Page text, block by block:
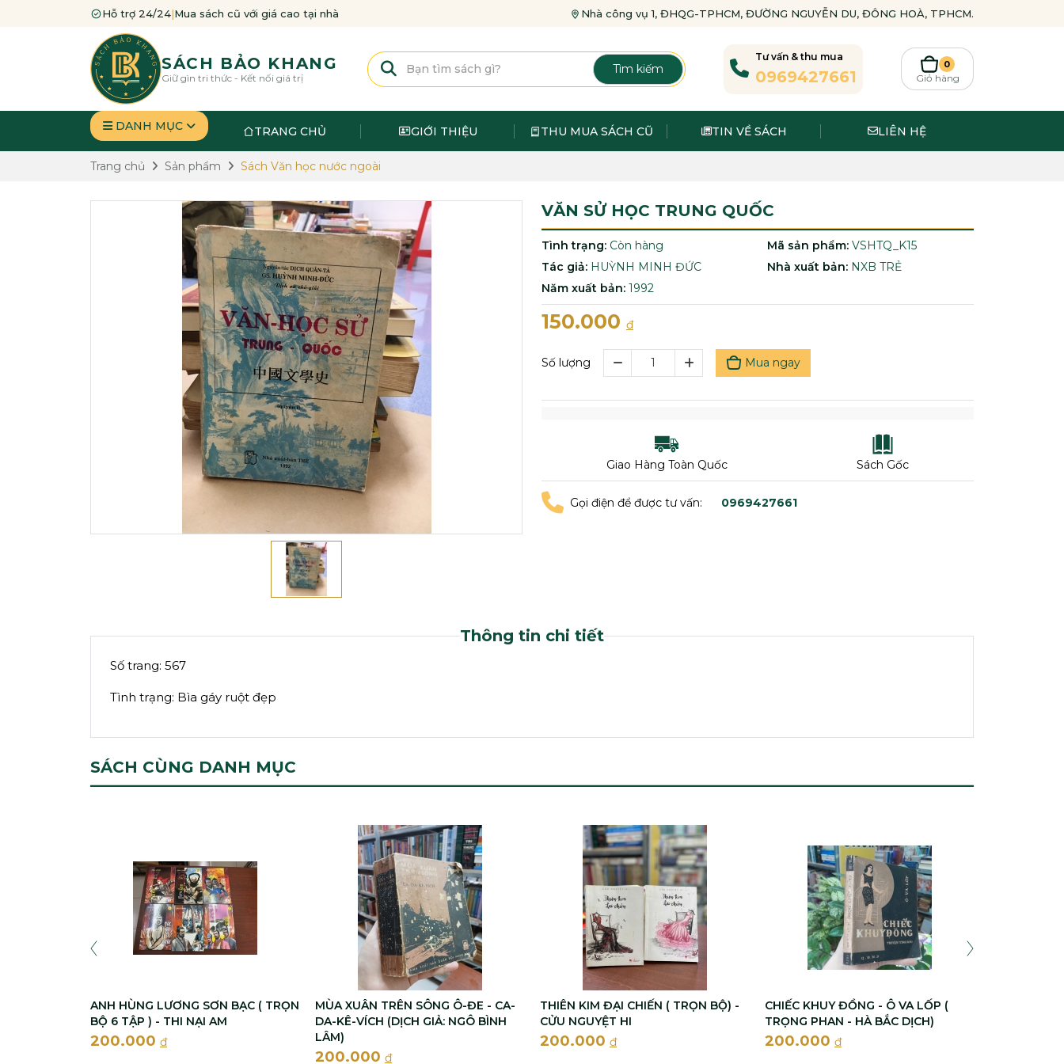
Hỗ trợ 24/24|Mua sách cũ với giá cao tại nhà Nhà công vụ 1, ĐHQG-TPHCM, ĐƯỜNG NGUYỄN DU, ĐÔNG HOÀ, TPHCM.
SÁCH BẢO KHANG
Giữ gìn tri thức - Kết nối giá trị
Tìm kiếm
Tư vấn & thu mua
0969427661
0
Giỏ hàng
DANH MỤC TRANG CHỦ GIỚI THIỆU THU MUA SÁCH CŨ TIN VỀ SÁCH LIÊN HỆ
Trang chủ Sản phẩm Sách Văn học nước ngoài
VĂN SỬ HỌC TRUNG QUỐC
Tình trạng: Còn hàng Mã sản phẩm: VSHTQ_K15
Tác giả: HUỲNH MINH ĐỨC Nhà xuất bản: NXB TRẺ
Năm xuất bản: 1992
150.000 đ
Số lượng Mua ngay
Giao Hàng Toàn Quốc Sách Gốc
Gọi điện để được tư vấn: 0969427661
Thông tin chi tiết
Số trang: 567
Tình trạng: Bìa gáy ruột đẹp
SÁCH CÙNG DANH MỤC
ANH HÙNG LƯƠNG SƠN BẠC ( TRỌN
BỘ 6 TẬP ) - THI NẠI AM
200.000 đ
MÙA XUÂN TRÊN SÔNG Ô-ĐE - CA-
DA-KÊ-VÍCH (DỊCH GIẢ: NGÔ BÌNH
LÂM)
200.000 đ
THIÊN KIM ĐẠI CHIẾN ( TRỌN BỘ) -
CỬU NGUYỆT HI
200.000 đ
CHIẾC KHUY ĐỒNG - Ô VA LỐP (
TRỌNG PHAN - HÀ BẮC DỊCH)
200.000 đ